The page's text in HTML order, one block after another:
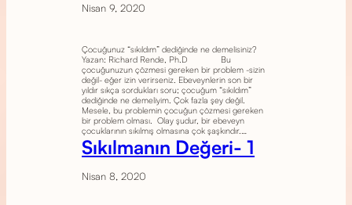
Nisan 9, 2020
Çocuğunuz “sıkıldım” dediğinde ne demelisiniz?
Yazan: Richard Rende, Ph.D Bu
çocuğunuzun çözmesi gereken bir problem -sizin
değil- eğer izin verirseniz. Ebeveynlerin son bir
yıldır sıkça sordukları soru; çocuğum “sıkıldım”
dediğinde ne demeliyim. Çok fazla şey değil.
Mesele, bu problemin çocuğun çözmesi gereken
bir problem olması. Olay şudur, bir ebeveyn
çocuklarının sıkılmış olmasına çok şaşkındır.…
Sıkılmanın Değeri- 1
Nisan 8, 2020